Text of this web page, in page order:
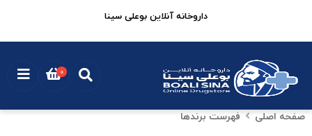
صفحه اصلی فهرست برندها
داروخانه آنلاین بوعلی سینا
0